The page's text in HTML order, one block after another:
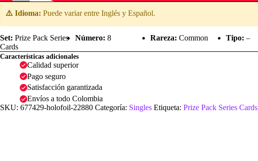
|
MEE008
Holofoil
|
Prize
Pack
cantidad
⚠️ Idioma: Puede variar entre Inglés y Español.
Set: Prize Pack Series
Cards
Número: 8 Rareza: Common Tipo: –
Características adicionales
Calidad superior
Pago seguro
Satisfacción garantizada
Envíos a todo Colombia
SKU: 677429-holofoil-22880 Categoría: Singles Etiqueta: Prize Pack Series Cards